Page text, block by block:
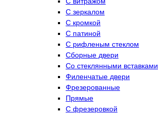
С зеркалом
С кромкой
С патиной
С рифленым стеклом
Сборные двери
Со стеклянными вставками
Филенчатые двери
Фрезерованные
Прямые
С фрезеровкой